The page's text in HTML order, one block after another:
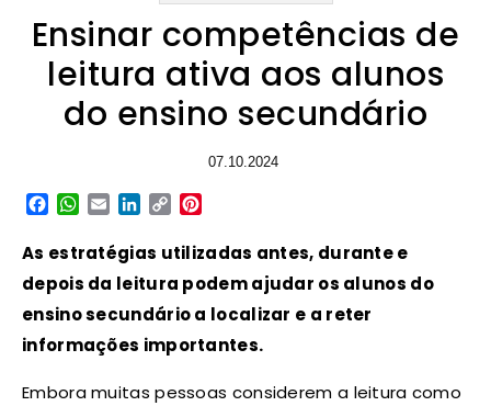
Ensinar competências de
leitura ativa aos alunos
do ensino secundário
07.10.2024
Facebook
WhatsApp
EmailLinkedIn
Copy
As estratégias utilizadas antes, durante e
depois da leitura podem ajudar os alunos do
ensino secundário a localizar e a reter
informações importantes.
Embora muitas pessoas considerem a leitura como